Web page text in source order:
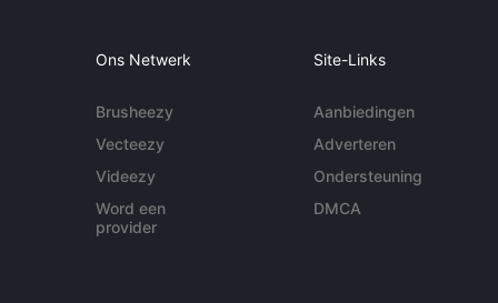
Ons Netwerk
Brusheezy
Vecteezy
Videezy
Word een
provider
Site-Links
Aanbiedingen
Adverteren
Ondersteuning
DMCA